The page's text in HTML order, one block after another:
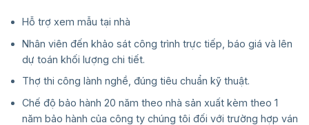
Hỗ trợ xem mẫu tại nhà
Nhân viên đến khảo sát công trình trực tiếp, báo giá và lên
dự toán khối lượng chi tiết.
Thợ thi công lành nghề, đúng tiêu chuẩn kỹ thuật.
Chế độ bảo hành 20 năm theo nhà sản xuất kèm theo 1
năm bảo hành của công ty chúng tôi đối với trường hợp ván